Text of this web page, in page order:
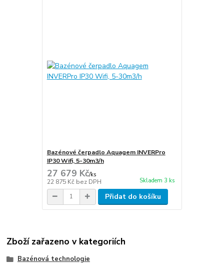
Bazénové čerpadlo Aquagem INVERPro
IP30 Wifi, 5-30m3/h
27 679 Kč/ks
22 875 Kč bez DPH Skladem 3 ks
Přidat do košíku
Zboží zařazeno v kategoriích
Bazénová technologie